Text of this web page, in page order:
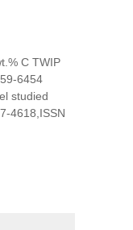
C TWIP
6454
studied
4618,ISSN